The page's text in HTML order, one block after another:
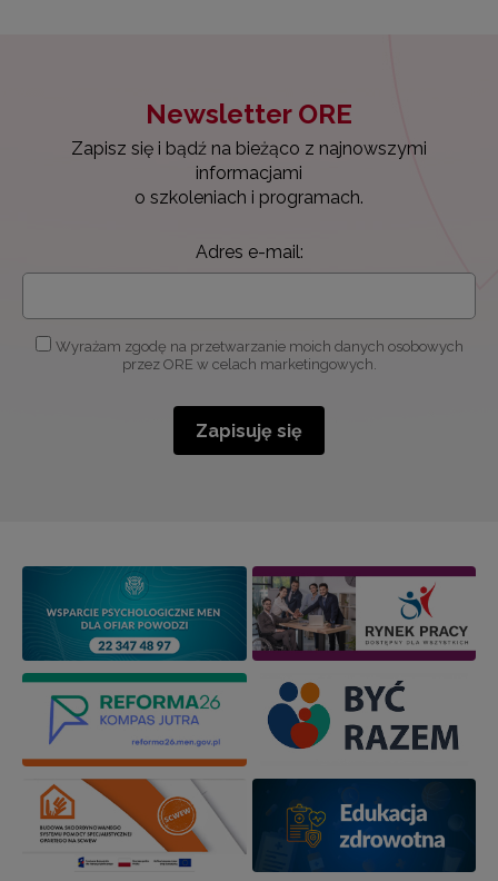
Newsletter ORE
Zapisz się i bądź na bieżąco z najnowszymi
informacjami
o szkoleniach i programach.
Adres e-mail:
Wyrażam zgodę na przetwarzanie moich danych osobowych
przez ORE w celach marketingowych.
Zapisuję się